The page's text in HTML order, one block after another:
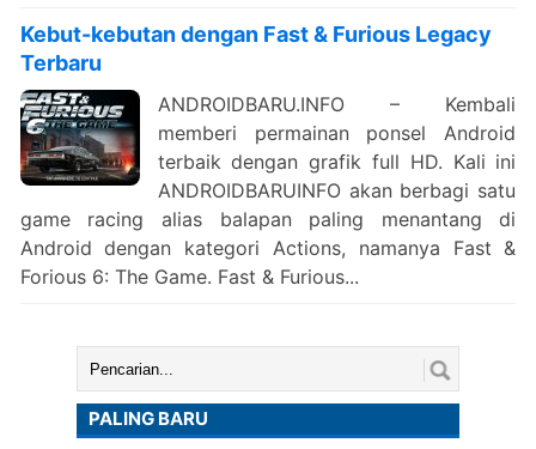
Kebut-kebutan dengan Fast & Furious Legacy
Terbaru
ANDROIDBARU.INFO – Kembali
memberi permainan ponsel Android
terbaik dengan grafik full HD. Kali ini
ANDROIDBARUINFO akan berbagi satu
game racing alias balapan paling menantang di
Android dengan kategori Actions, namanya Fast &
Forious 6: The Game. Fast & Furious...
Cari:
PALING BARU